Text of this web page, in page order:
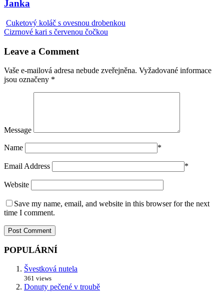
Janka
Cuketový koláč s ovesnou drobenkou
Cizrnové kari s červenou čočkou
Leave a Comment
Vaše e-mailová adresa nebude zveřejněna. Vyžadované informace
jsou označeny *
Message
Name *
Email Address *
Website
Save my name, email, and website in this browser for the next
time I comment.
POPULÁRNÍ
Švestková nutela
361 views
Donuty pečené v troubě